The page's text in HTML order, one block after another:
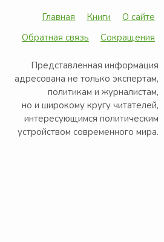
Главная Книги
О сайте
Обратная связь
Сокращения
Представленная информация
адресована не только экспертам,
политикам и журналистам,
но и широкому кругу читателей,
интересующимся политическим
устройством современного мира.